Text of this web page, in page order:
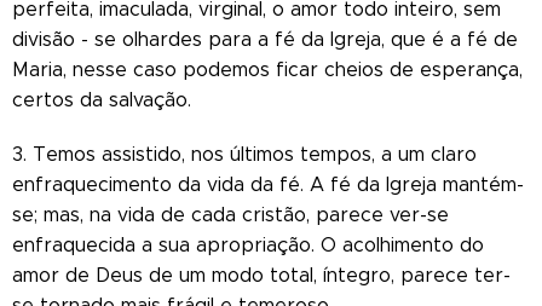
perfeita, imaculada, virginal, o amor todo inteiro, sem
divisão - se olhardes para a fé da Igreja, que é a fé de
Maria, nesse caso podemos ficar cheios de esperança,
certos da salvação.
3. Temos assistido, nos últimos tempos, a um claro
enfraquecimento da vida da fé. A fé da Igreja mantém-
se; mas, na vida de cada cristão, parece ver-se
enfraquecida a sua apropriação. O acolhimento do
amor de Deus de um modo total, íntegro, parece ter-